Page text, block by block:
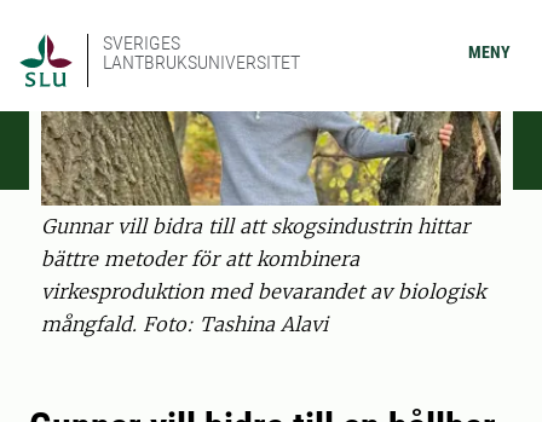
SVERIGES
LANTBRUKSUNIVERSITET
MENY
Gunnar vill bidra till att skogsindustrin hittar
bättre metoder för att kombinera
virkesproduktion med bevarandet av biologisk
mångfald. Foto: Tashina Alavi